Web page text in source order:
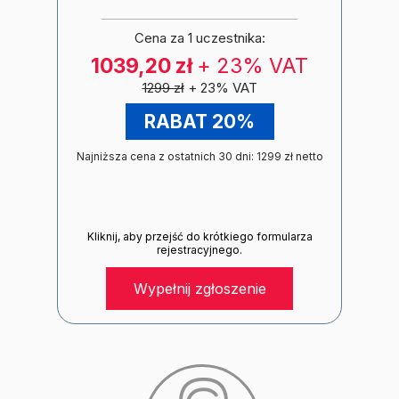
1039,20 zł + 23% VAT
Cena za 1 uczestnika:
RABAT 20%
1299 zł+ 23% VAT
Najniższa cena z ostatnich 30 dni: 1299 zł netto
Wypełnij zgłoszenie
Kliknij, aby przejść do krótkiego formularza
rejestracyjnego.